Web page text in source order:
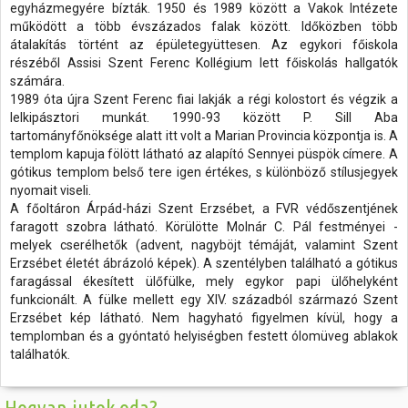
egyházmegyére bízták. 1950 és 1989 között a Vakok Intézete
működött a több évszázados falak között. Időközben több
átalakítás történt az épületegyüttesen. Az egykori főiskola
részéből Assisi Szent Ferenc Kollégium lett főiskolás hallgatók
számára.
1989 óta újra Szent Ferenc fiai lakják a régi kolostort és végzik a
lelkipásztori munkát. 1990-93 között P. Sill Aba
tartományfőnöksége alatt itt volt a Marian Provincia központja is. A
templom kapuja fölött látható az alapító Sennyei püspök címere. A
gótikus templom belső tere igen értékes, s különböző stílusjegyek
nyomait viseli.
A főoltáron Árpád-házi Szent Erzsébet, a FVR védőszentjének
faragott szobra látható. Körülötte Molnár C. Pál festményei -
melyek cserélhetők (advent, nagyböjt témáját, valamint Szent
Erzsébet életét ábrázoló képek). A szentélyben található a gótikus
faragással ékesített ülőfülke, mely egykor papi ülőhelyként
funkcionált. A fülke mellett egy XIV. századból származó Szent
Erzsébet kép látható. Nem hagyható figyelmen kívül, hogy a
templomban és a gyóntató helyiségben festett ólomüveg ablakok
találhatók.